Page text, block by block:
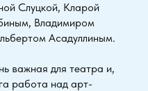
Слуцкой, Кларой
Владимиром
Асадуллиным.
важная для театра и,
работа над арт-